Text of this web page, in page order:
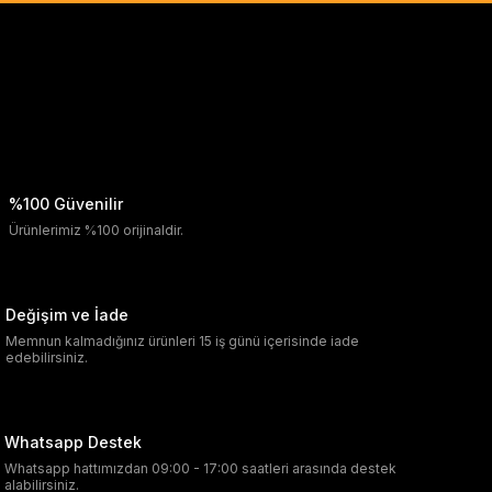
%100 Güvenilir
Ürünlerimiz %100 orijinaldir.
Değişim ve İade
Memnun kalmadığınız ürünleri 15 iş günü içerisinde iade
edebilirsiniz.
Whatsapp Destek
Whatsapp hattımızdan 09:00 - 17:00 saatleri arasında destek
alabilirsiniz.